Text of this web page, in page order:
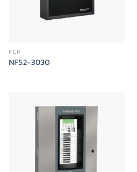
FCP
NFS2-3030